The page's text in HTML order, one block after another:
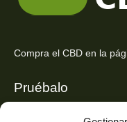
e
Compra el CBD en la
Pruébalo
Siente el mejor aroma